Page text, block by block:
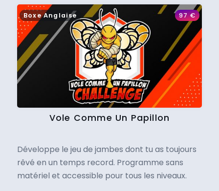
Boxe Anglaise 97€
Vole Comme Un Papillon
Développe le jeu de jambes dont tu as toujours
rêvé en un temps record. Programme sans
matériel et accessible pour tous les niveaux.